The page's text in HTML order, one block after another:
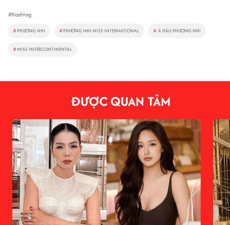
#Hashtag
# PHƯƠNG NHI # PHƯƠNG NHI MISS INTERNATIONAL # Á HẬU PHƯƠNG NHI
# MISS INTERCONTINENTAL
ĐƯỢC QUAN TÂM